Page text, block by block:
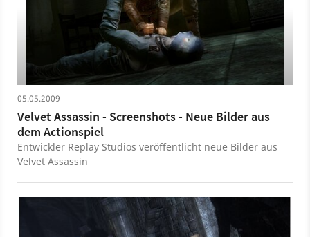
05.05.2009
Velvet Assassin - Screenshots - Neue Bilder aus
dem Actionspiel
Entwickler Replay Studios veröffentlicht neue Bilder aus
Velvet Assassin